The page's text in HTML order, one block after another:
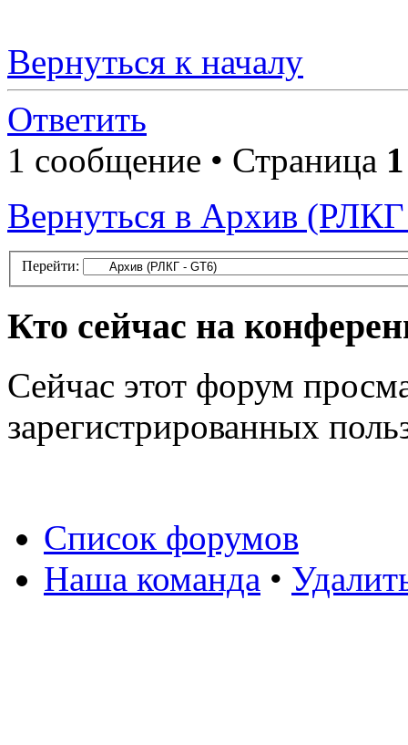
Вернуться к началу
Ответить
1 сообщение • Страница 1
Вернуться в Архив
Перейти:
Кто сейчас на
Сейчас этот форум
зарегистрированных
Список форумов
Наша команда •